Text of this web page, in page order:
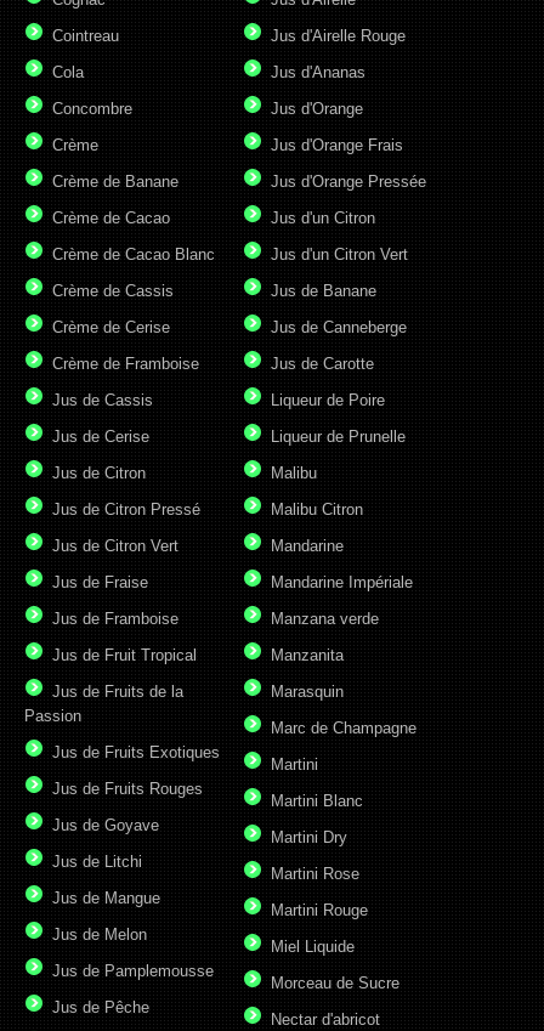
Cointreau
Cola
Concombre
Crème
Crème de Banane
Crème de Cacao
Crème de Cacao Blanc
Crème de Cassis
Crème de Cerise
Crème de Framboise
Jus d'Airelle Rouge
Jus d'Ananas
Jus d'Orange
Jus d'Orange Frais
Jus d'Orange Pressée
Jus d'un Citron
Jus d'un Citron Vert
Jus de Banane
Jus de Canneberge
Jus de Carotte
Jus de Cassis
Jus de Cerise
Jus de Citron
Jus de Citron Pressé
Jus de Citron Vert
Jus de Fraise
Jus de Framboise
Jus de Fruit Tropical
Jus de Fruits de la
Passion
Jus de Fruits Exotiques
Jus de Fruits Rouges
Jus de Goyave
Jus de Litchi
Jus de Mangue
Jus de Melon
Jus de Pamplemousse
Jus de Pêche
Liqueur de Poire
Liqueur de Prunelle
Malibu
Malibu Citron
Mandarine
Mandarine Impériale
Manzana verde
Manzanita
Marasquin
Marc de Champagne
Martini
Martini Blanc
Martini Dry
Martini Rose
Martini Rouge
Miel Liquide
Morceau de Sucre
Nectar d'abricot